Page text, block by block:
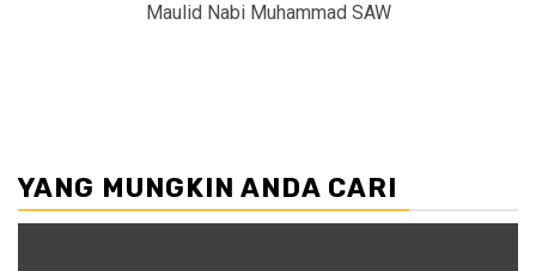
Maulid Nabi Muhammad SAW
YANG MUNGKIN ANDA CARI